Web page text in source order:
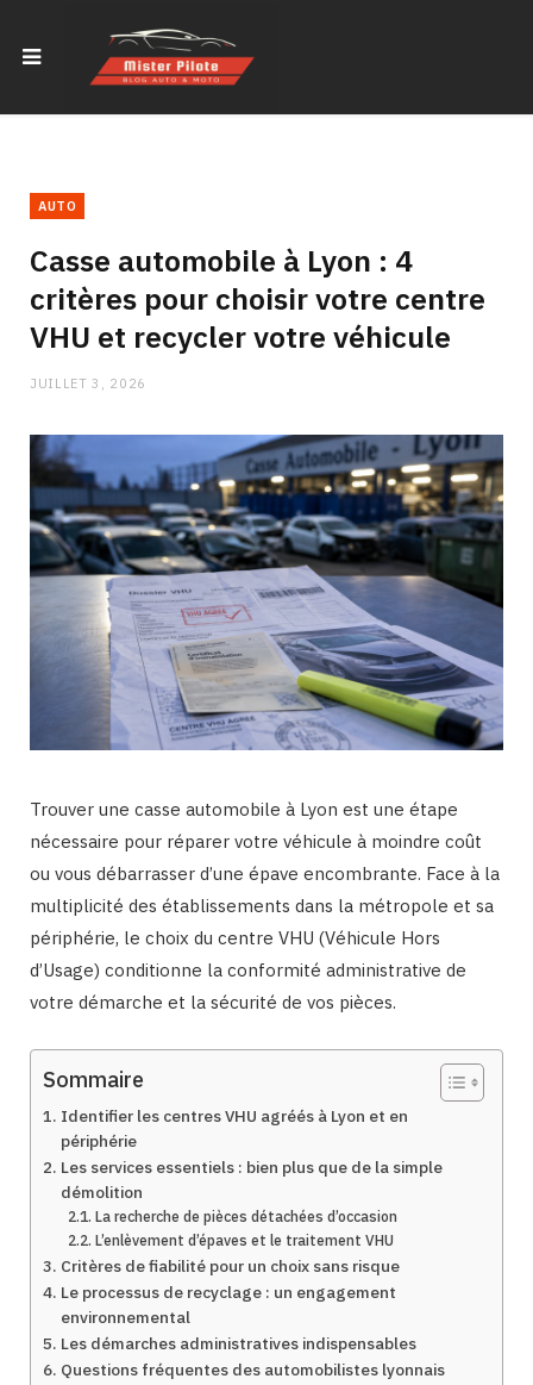
AUTO
Casse automobile à Lyon : 4
critères pour choisir votre centre
VHU et recycler votre véhicule
JUILLET 3, 2026
Trouver une casse automobile à Lyon est une étape
nécessaire pour réparer votre véhicule à moindre coût
ou vous débarrasser d’une épave encombrante. Face à la
multiplicité des établissements dans la métropole et sa
périphérie, le choix du centre VHU (Véhicule Hors
d’Usage) conditionne la conformité administrative de
votre démarche et la sécurité de vos pièces.
Sommaire
Identifier les centres VHU agréés à Lyon et en
périphérie
Les services essentiels : bien plus que de la simple
démolition
La recherche de pièces détachées d’occasion
L’enlèvement d’épaves et le traitement VHU
Critères de fiabilité pour un choix sans risque
Le processus de recyclage : un engagement
environnemental
Les démarches administratives indispensables
Questions fréquentes des automobilistes lyonnais